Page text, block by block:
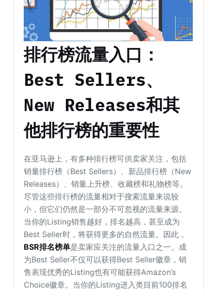
排行榜流量入口：
Best Sellers、
New Releases和其
他排行榜的重要性
在亚马逊上，有多种排行榜可供卖家关注，包括
销量排行榜（Best Sellers）、新品排行榜（New
Releases）、销量上升榜、收藏榜和礼物榜等。
尽管这些排行榜的流量相对于搜索流量来说较
小，但它们仍然是一部分不可忽视的流量来源。
当你的Listing销售越好，排名越高，甚至成为
Best Seller时，将获得更多的自然流量。因此，
BSR排名榜单是卖家应关注的流量入口之一。成
为Best Seller不仅可以获得Best Seller徽章，销
售表现优秀的Listing也有可能获得Amazon’s
Choice徽章。当你的Listing进入类目前100排名